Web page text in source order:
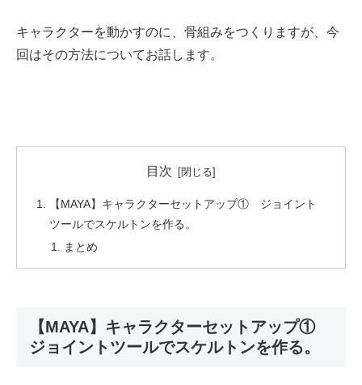
キャラクターを動かすのに、骨組みをつくりますが、今
回はその方法についてお話します。
目次
【MAYA】キャラクターセットアップ① ジョイント
ツールでスケルトンを作る。
まとめ
【MAYA】キャラクターセットアップ①
ジョイントツールでスケルトンを作る。